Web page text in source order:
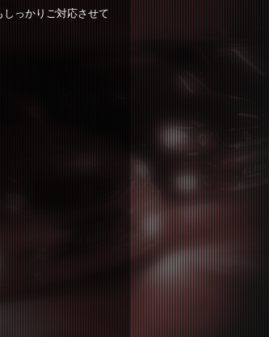
っかりご対応させて